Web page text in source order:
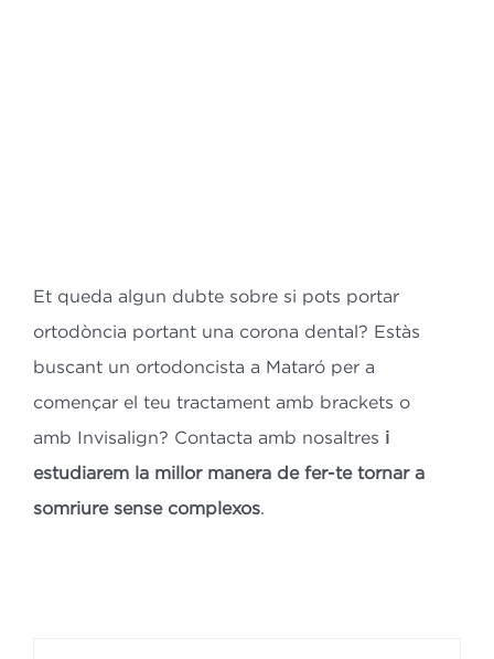
Et queda algun dubte sobre si pots portar
ortodòncia portant una corona dental? Estàs
buscant un ortodoncista a Mataró per a
començar el teu tractament amb brackets o
amb Invisalign? Contacta amb nosaltres i
estudiarem la millor manera de fer-te tornar a
somriure sense complexos.